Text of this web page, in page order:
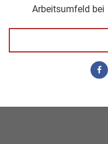
Arbeitsumfeld bei